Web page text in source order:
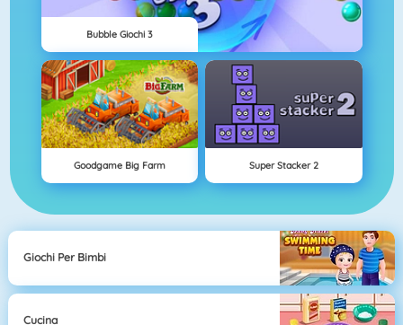
Bubble Giochi 3
Goodgame Big Farm Super Stacker 2
Giochi Per Bimbi
Cucina